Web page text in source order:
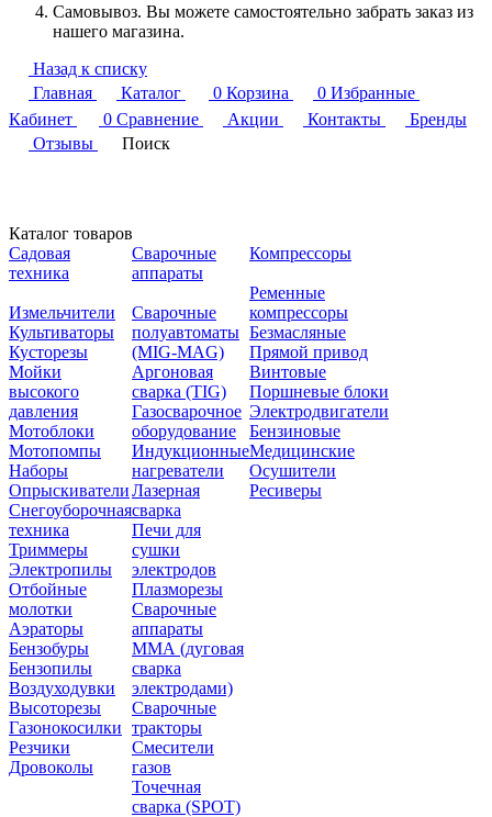
Самовывоз. Вы можете самостоятельно забрать заказ из
нашего магазина.
Назад к списку
Главная
Каталог 0 Корзина 0 Избранные
Кабинет
0 Сравнение Акции Контакты
Бренды
Отзывы
Поиск
Каталог товаров
Садовая
техника
Измельчители
Культиваторы
Кусторезы
Мойки
высокого
давления
Мотоблоки
Мотопомпы
Наборы
Опрыскиватели
Снегоуборочная
техника
Триммеры
Электропилы
Отбойные
молотки
Аэраторы
Бензобуры
Бензопилы
Воздуходувки
Высоторезы
Газонокосилки
Резчики
Дровоколы
Сварочные
аппараты
Сварочные
полуавтоматы
(MIG-MAG)
Аргоновая
сварка (TIG)
Газосварочное
оборудование
Индукционные
нагреватели
Лазерная
сварка
Печи для
сушки
электродов
Плазморезы
Сварочные
аппараты
ММА (дуговая
сварка
электродами)
Сварочные
тракторы
Смесители
газов
Точечная
сварка (SPOT)
Компрессоры
Ременные
компрессоры
Безмасляные
Прямой привод
Винтовые
Поршневые блоки
Электродвигатели
Бензиновые
Медицинские
Осушители
Ресиверы